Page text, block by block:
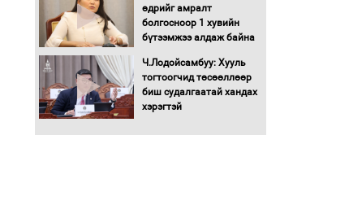
Хөшөө бүтсэн түүхийг
өгүүлэх 7 баримт
Хөвсгөл нуурын лусыг
тахих төрийн тахилгын
ёслол боллоо
өдрийг амралт
болгосноор 1 хувийн
бүтээмжээ алдаж байна
Ч.Лодойсамбуу: Хууль
тогтоогчид төсөөллөөр
биш судалгаатай хандах
хэрэгтэй